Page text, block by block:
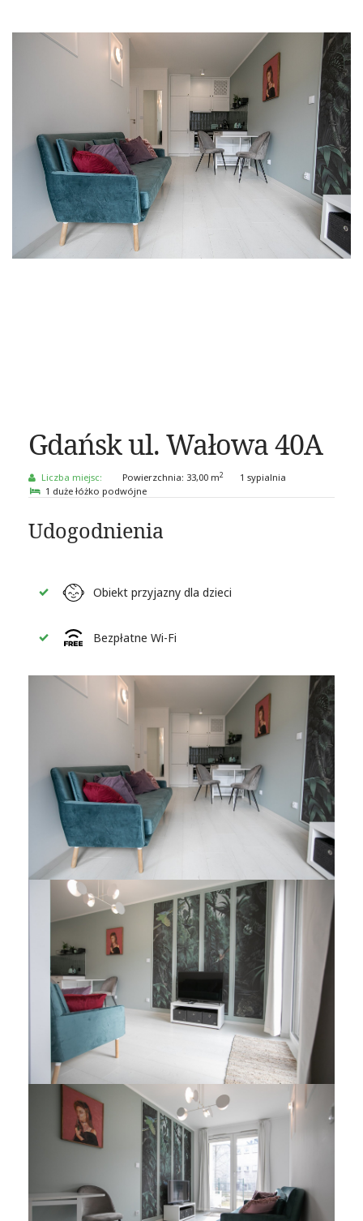
Gdańsk ul. Wałowa 40A
Liczba miejsc: Powierzchnia: 33,00 m2
1 sypialnia
1 duże łóżko podwójne
Udogodnienia
Obiekt przyjazny dla dzieci
Bezpłatne Wi-Fi